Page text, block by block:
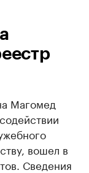
Магомед
вошел в
Сведения